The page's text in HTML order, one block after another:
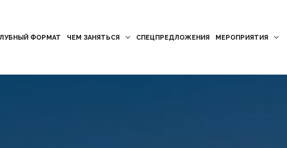
ФОРМАТ ЧЕМ ЗАНЯТЬСЯ СПЕЦПРЕДЛОЖЕНИЯ МЕРОПРИЯТИЯ